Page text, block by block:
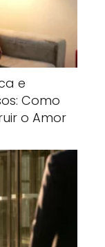
e
Como
o Amor